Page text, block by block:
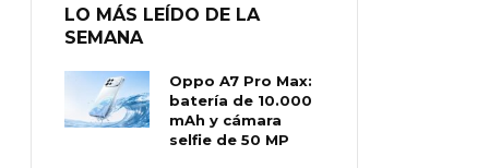
LO MÁS LEÍDO DE LA
SEMANA
Oppo A7 Pro Max:
batería de 10.000
mAh y cámara
selfie de 50 MP